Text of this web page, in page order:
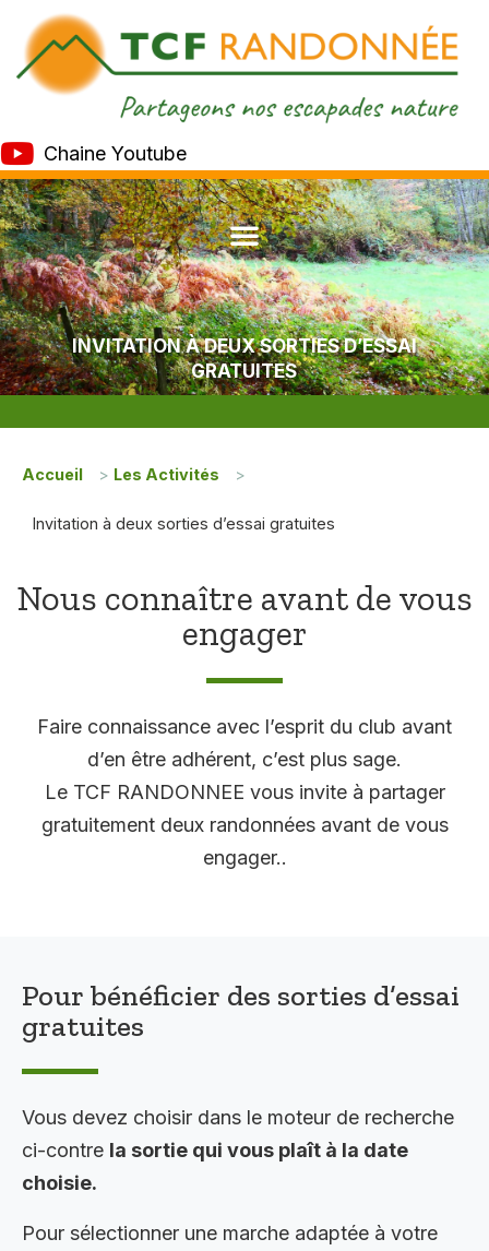
Chaine Youtube
INVITATION À DEUX SORTIES D’ESSAI
GRATUITES
Accueil > Les Activités >
Invitation à deux sorties d’essai gratuites
Nous connaître avant de vous
engager
Faire connaissance avec l’esprit du club avant
d’en être adhérent, c’est plus sage.
Le TCF RANDONNEE vous invite à partager
gratuitement deux randonnées avant de vous
engager..
Pour bénéficier des sorties d’essai
gratuites
Vous devez choisir dans le moteur de recherche
ci-contre la sortie qui vous plaît à la date
choisie.
Pour sélectionner une marche adaptée à votre